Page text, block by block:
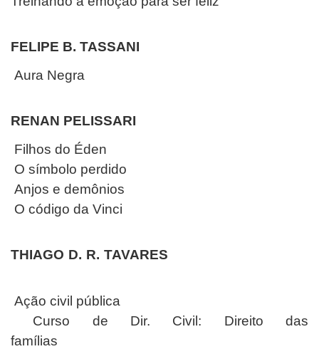
FELIPE B. TASSANI
Aura Negra
RENAN PELISSARI
Filhos do Éden
O símbolo perdido
Anjos e demônios
O código da Vinci
THIAGO D. R. TAVARES
Ação civil pública
Curso de Dir. Civil: Direito das
famílias